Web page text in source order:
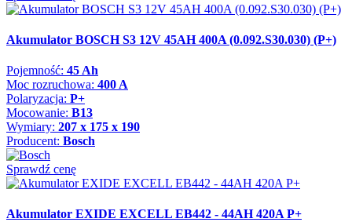
Akumulator BOSCH S3 12V 45AH 400A (0.092.S30.030) (P+)
Pojemność: 45 Ah
Moc rozruchowa: 400 A
Polaryzacja: P+
Mocowanie: B13
Wymiary: 207 x 175 x 190
Producent: Bosch
Sprawdź cenę
Akumulator EXIDE EXCELL EB442 - 44AH 420A P+